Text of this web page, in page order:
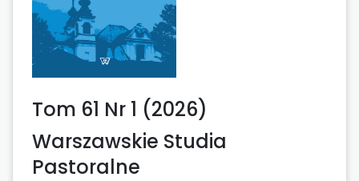
Tom 61 Nr 1 (2026)
Warszawskie Studia
Pastoralne